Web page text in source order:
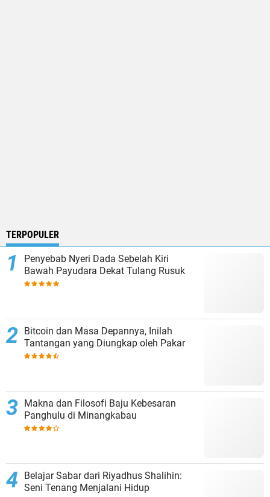
TERPOPULER
Penyebab Nyeri Dada Sebelah Kiri
Bawah Payudara Dekat Tulang Rusuk
Bitcoin dan Masa Depannya, Inilah
Tantangan yang Diungkap oleh Pakar
Makna dan Filosofi Baju Kebesaran
Panghulu di Minangkabau
Belajar Sabar dari Riyadhus Shalihin:
Seni Tenang Menjalani Hidup